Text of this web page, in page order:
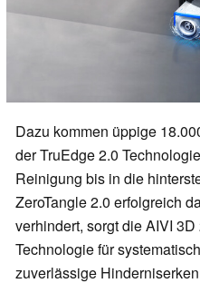
Dazu kommen üppige
der TruEdge 2.0
Reinigung bis in die
ZeroTangle 2.0 erfolgreich
verhindert, sorgt die AIVI
Technologie für
zuverlässige